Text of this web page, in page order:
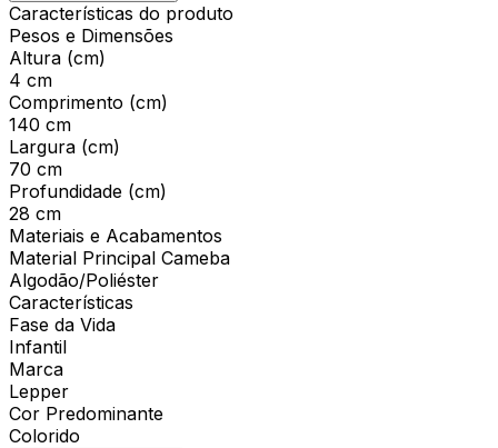
Características do produto
Pesos e Dimensões
Altura (cm)
4 cm
Comprimento (cm)
140 cm
Largura (cm)
70 cm
Profundidade (cm)
28 cm
Materiais e Acabamentos
Material Principal Cameba
Algodão/Poliéster
Características
Fase da Vida
Infantil
Marca
Lepper
Cor Predominante
Colorido